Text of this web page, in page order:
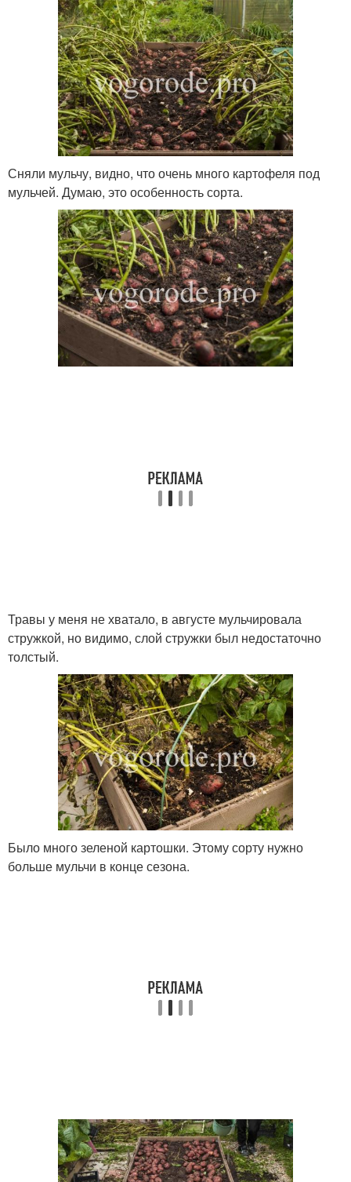
Сняли мульчу, видно, что очень много картофеля под
мульчей. Думаю, это особенность сорта.
Травы у меня не хватало, в августе мульчировала
стружкой, но видимо, слой стружки был недостаточно
толстый.
Было много зеленой картошки. Этому сорту нужно
больше мульчи в конце сезона.